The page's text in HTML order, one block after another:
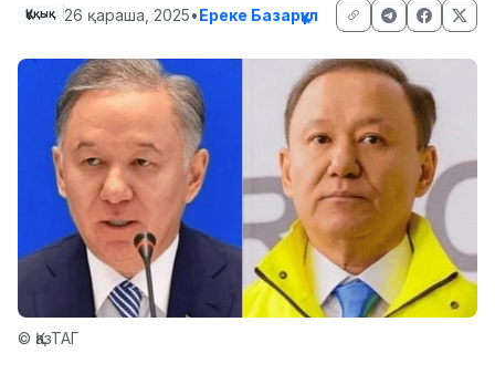
Құқық 26 қараша, 2025•Ереке Базарқұл
© ҚазТАГ